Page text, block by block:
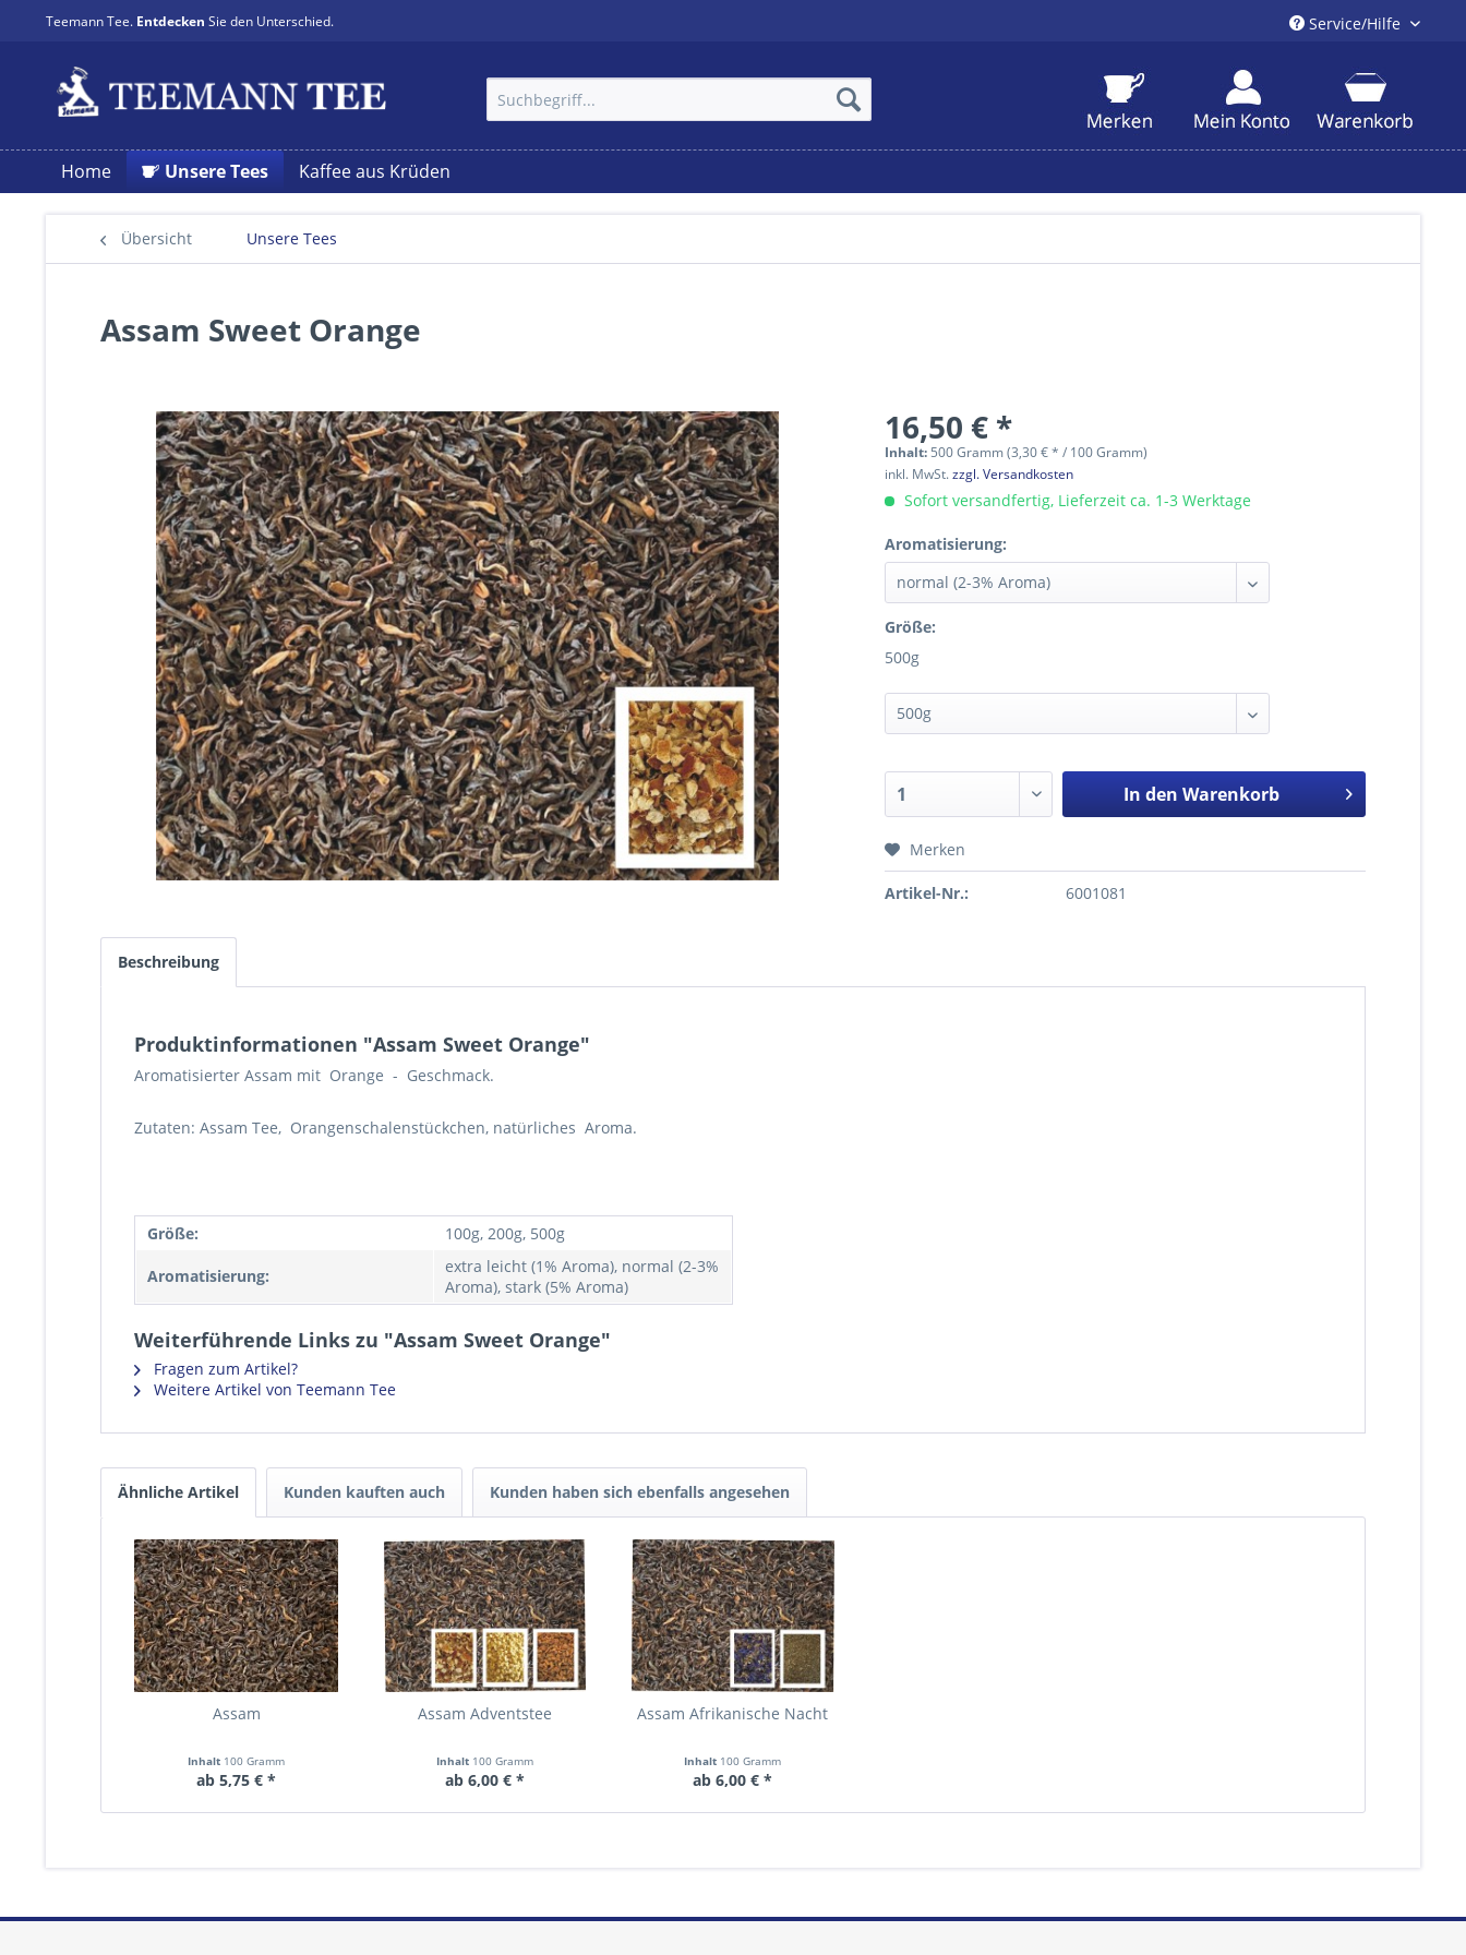
Teemann Tee. Entdecken Sie den Unterschied. Service/Hilfe
Home Unsere Tees Kaffee aus Krüden
Übersicht Unsere Tees
Assam Sweet Orange
16,50 € *
Inhalt: 500 Gramm (3,30 € * / 100 Gramm)
inkl. MwSt.zzgl. Versandkosten
Sofort versandfertig, Lieferzeit ca. 1-3 Werktage
Aromatisierung:
Größe:
500g
In den Warenkorb
Merken
Artikel-Nr.: 6001081
Beschreibung
Produktinformationen "Assam Sweet Orange"
Aromatisierter Assam mit Orange - Geschmack.
Zutaten: Assam Tee, Orangenschalenstückchen, natürliches Aroma.
Größe: 100g, 200g, 500g
Aromatisierung:
extra leicht (1% Aroma), normal (2-3%
Aroma), stark (5% Aroma)
Weiterführende Links zu "Assam Sweet Orange"
Fragen zum Artikel?
Weitere Artikel von Teemann Tee
Ähnliche Artikel Kunden kauften auch Kunden haben sich ebenfalls angesehen
Assam
Inhalt 100 Gramm
ab 5,75 € *
Assam Adventstee
Inhalt 100 Gramm
ab 6,00 € *
Assam Afrikanische Nacht
Inhalt 100 Gramm
ab 6,00 € *